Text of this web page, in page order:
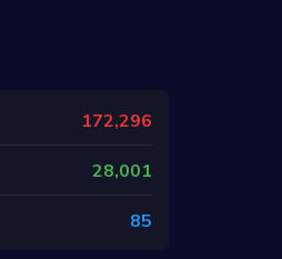
172,296
28,001
85